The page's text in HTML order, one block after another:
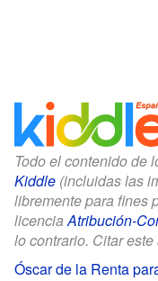
Todo el contenido de
Kiddle (incluidas las
libremente para fines
licenciaAtribución-
lo contrario. Citar
Óscar de la Renta